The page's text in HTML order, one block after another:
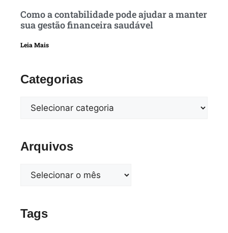
Como a contabilidade pode ajudar a manter
sua gestão financeira saudável
Leia Mais
Categorias
Arquivos
Tags